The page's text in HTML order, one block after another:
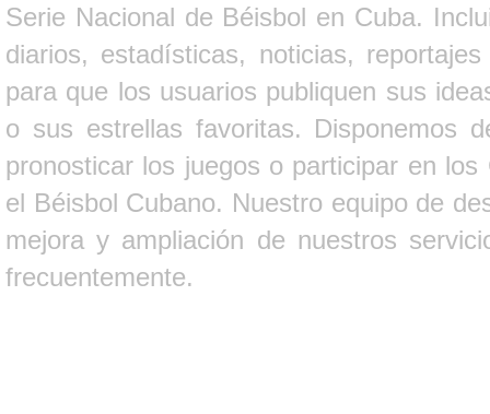
Serie Nacional de Béisbol en Cuba.
diarios, estadísticas, noticias,
para que los usuarios publiquen sus
o sus estrellas favoritas. Disponemos
pronosticar los juegos o participar en
el Béisbol Cubano. Nuestro equipo de
mejora y ampliación de nuestros
frecuentemente.